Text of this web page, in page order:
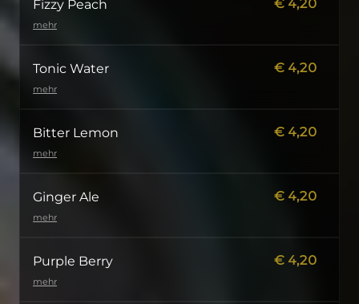
Fizzy Peach € 4,20
mehr
Tonic Water € 4,20
mehr
Bitter Lemon € 4,20
mehr
Ginger Ale € 4,20
mehr
Purple Berry € 4,20
mehr